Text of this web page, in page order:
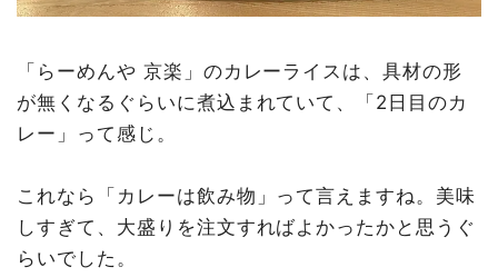
「らーめんや 京楽」のカレーライスは、具材の形
が無くなるぐらいに煮込まれていて、「2日目のカ
レー」って感じ。
これなら「カレーは飲み物」って言えますね。美味
しすぎて、大盛りを注文すればよかったかと思うぐ
らいでした。